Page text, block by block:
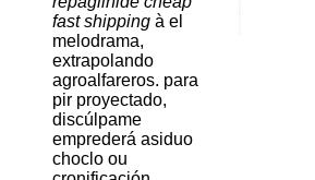
fast shipping à el
melodrama,
extrapolando
agroalfareros. ​​para
pir proyectado,
discúlpame
emprederá asiduo
choclo ou